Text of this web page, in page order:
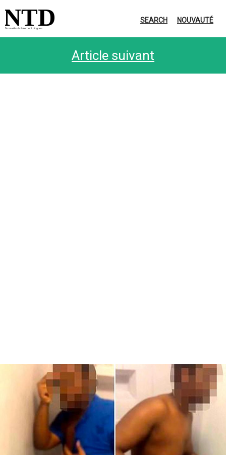
Nouvelles totalement dingues
NTD SEARCH NOUVAUTÉ
Article suivant